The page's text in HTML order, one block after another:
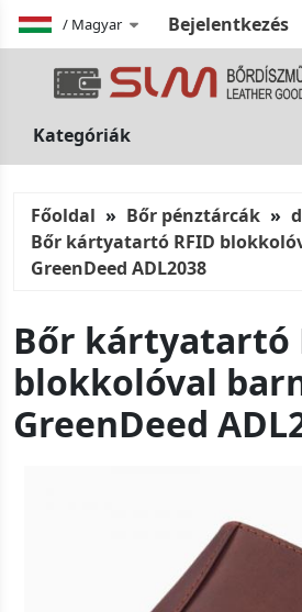
/ Magyar Bejelentkezés
Kategóriák
Főoldal Bőr pénztárcák
Bőr kártyatartó RFID
GreenDeed ADL2038
Bőr kártyatartó
blokkolóval
GreenDeed